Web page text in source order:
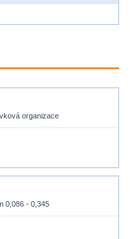
organizace
0,086 - 0,345